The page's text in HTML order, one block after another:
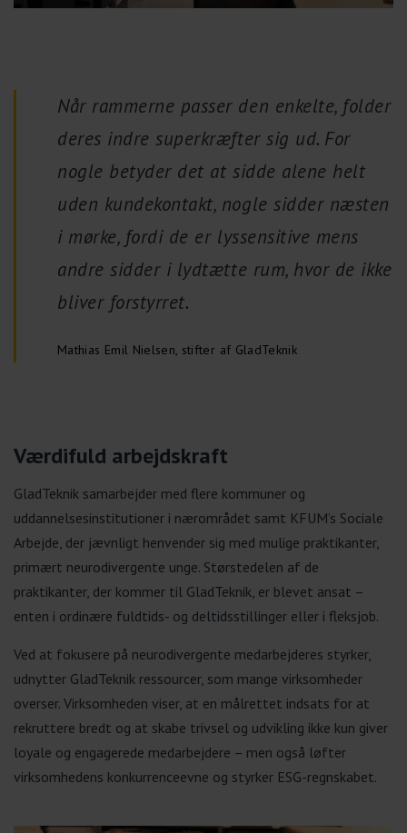
Når rammerne passer den enkelte, folder
deres indre superkræfter sig ud. For
nogle betyder det at sidde alene helt
uden kundekontakt, nogle sidder næsten
i mørke, fordi de er lyssensitive mens
andre sidder i lydtætte rum, hvor de ikke
bliver forstyrret.
Mathias Emil Nielsen, stifter af GladTeknik
Værdifuld arbejdskraft
GladTeknik samarbejder med flere kommuner og
uddannelsesinstitutioner i nærområdet samt KFUM’s Sociale
Arbejde, der jævnligt henvender sig med mulige praktikanter,
primært neurodivergente unge. Størstedelen af de
praktikanter, der kommer til GladTeknik, er blevet ansat –
enten i ordinære fuldtids- og deltidsstillinger eller i fleksjob.
Ved at fokusere på neurodivergente medarbejderes styrker,
udnytter GladTeknik ressourcer, som mange virksomheder
overser. Virksomheden viser, at en målrettet indsats for at
rekruttere bredt og at skabe trivsel og udvikling ikke kun giver
loyale og engagerede medarbejdere – men også løfter
virksomhedens konkurrenceevne og styrker ESG-regnskabet.